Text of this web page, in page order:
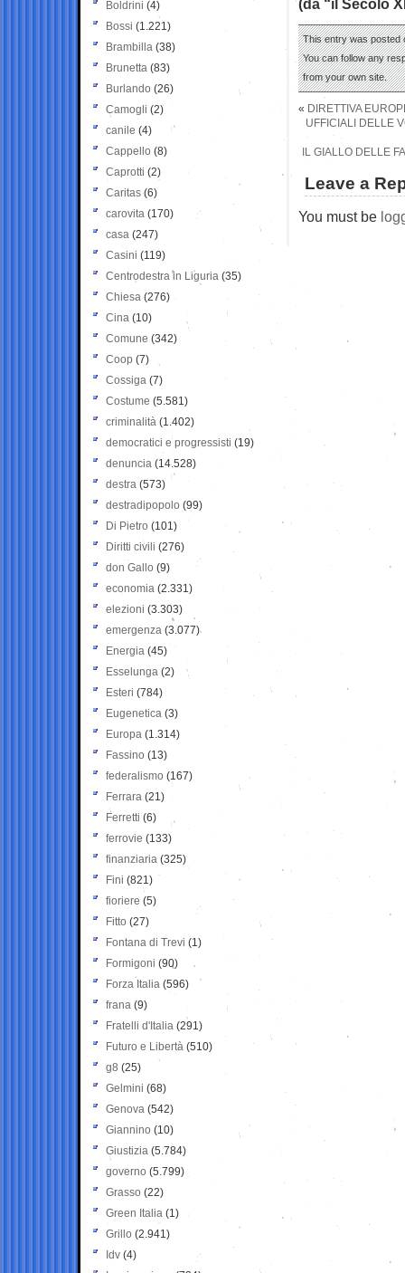
(da “il Secolo
This entry was posted
You can follow any
from your own site.
« DIRETTIVA
UFFICIALI DELLE
IL GIALLO DELLE
Leave a
You must be
Boldrini (4)
Bossi (1.221)
Brambilla (38)
Brunetta (83)
Burlando (26)
Camogli (2)
canile (4)
Cappello (8)
Caprotti (2)
Caritas (6)
carovita (170)
casa (247)
Casini (119)
Centrodestra in Liguria (35)
Chiesa (276)
Cina (10)
Comune (342)
Coop (7)
Cossiga (7)
Costume (5.581)
criminalità (1.402)
democratici e progressisti (19)
denuncia (14.528)
destra (573)
destradipopolo (99)
Di Pietro (101)
Diritti civili (276)
don Gallo (9)
economia (2.331)
elezioni (3.303)
emergenza (3.077)
Energia (45)
Esselunga (2)
Esteri (784)
Eugenetica (3)
Europa (1.314)
Fassino (13)
federalismo (167)
Ferrara (21)
Ferretti (6)
ferrovie (133)
finanziaria (325)
Fini (821)
fioriere (5)
Fitto (27)
Fontana di Trevi (1)
Formigoni (90)
Forza Italia (596)
frana (9)
Fratelli d'Italia (291)
Futuro e Libertà (510)
g8 (25)
Gelmini (68)
Genova (542)
Giannino (10)
Giustizia (5.784)
governo (5.799)
Grasso (22)
Green Italia (1)
Grillo (2.941)
Idv (4)